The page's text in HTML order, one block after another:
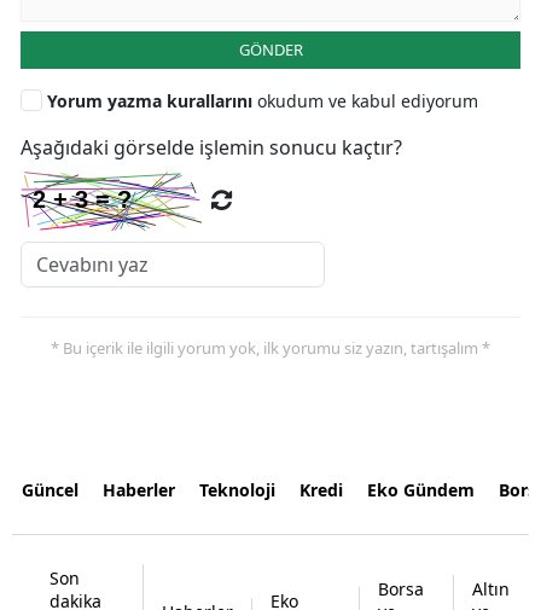
GÖNDER
Yorum yazma kurallarını okudum ve kabul ediyorum
Aşağıdaki görselde işlemin sonucu kaçtır?
* Bu içerik ile ilgili yorum yok, ilk yorumu siz yazın, tartışalım *
Güncel Haberler Teknoloji Kredi Eko Gündem
Son
dakika
Eko
Borsa
Altın